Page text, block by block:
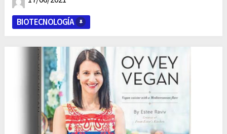
BIOTECNOLOGÍA